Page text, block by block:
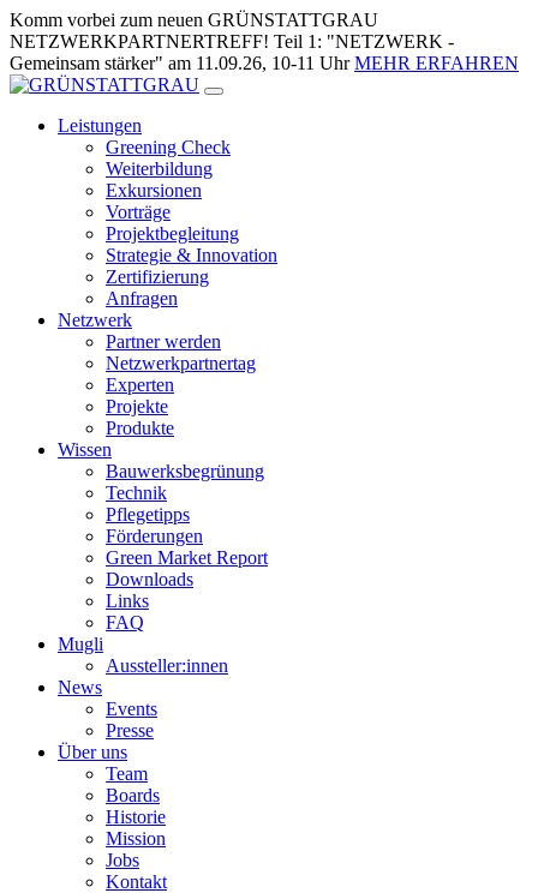
Zum
Inhalt
springen
Komm vorbei zum neuen GRÜNSTATTGRAU
NETZWERKPARTNERTREFF! Teil 1: "NETZWERK -
Gemeinsam stärker" am 11.09.26, 10-11 UhrMEHR ERFAHREN
Leistungen
Greening Check
Weiterbildung
Exkursionen
Vorträge
Projektbegleitung
Strategie & Innovation
Zertifizierung
Anfragen
Netzwerk
Partner werden
Netzwerkpartnertag
Experten
Projekte
Produkte
Wissen
Bauwerksbegrünung
Technik
Pflegetipps
Förderungen
Green Market Report
Downloads
Links
FAQ
Mugli
Aussteller:innen
News
Events
Presse
Über uns
Team
Boards
Historie
Mission
Jobs
Kontakt